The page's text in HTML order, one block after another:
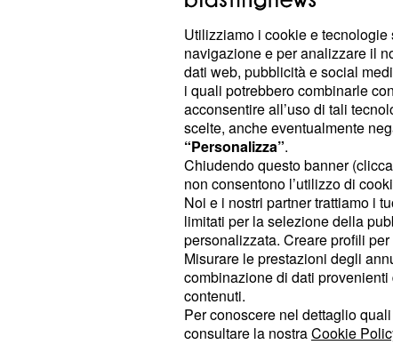
Nelle scorse settimane, secondo
iniziato a star male e, dopo
aveva scoperto di essere positiva
Inizialmente, la giovane mamma,
Nonostante gli antibiotici, però,
diminuire. I medici, riscontrando
bilaterale, per precauzione,
ricovero a Napoli, presso il
del Policlinico. Qui, il quadro
precipitato e, Veronica è
novembre, per gravissime
ematologiche.
Utilizziamo i cookie e
navigazione e per analizzare il
dati web, pubblicità e social
i quali potrebbero combinarle
acconsentire all’uso di tali
scelte, anche eventualmente
“Personalizza”.
Chiudendo questo banner
non consentono l’utilizzo di
Noi e i nostri partner trattiamo i
limitati per la selezione della
personalizzata. Creare profili
Misurare le prestazioni degli
combinazione di dati
contenuti.
Per conoscere nel dettaglio
consultare la nostraCookie